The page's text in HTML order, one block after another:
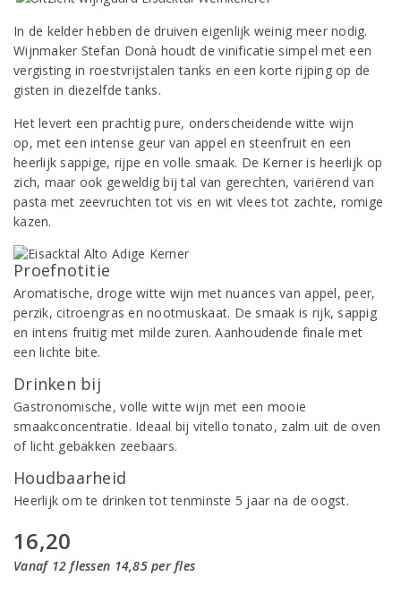
In de kelder hebben de druiven eigenlijk weinig meer nodig.
Wijnmaker Stefan Donà houdt de vinificatie simpel met een
vergisting in roestvrijstalen tanks en een korte rijping op de
gisten in diezelfde tanks.
Het levert een prachtig pure, onderscheidende witte wijn
op, met een intense geur van appel en steenfruit en een
heerlijk sappige, rijpe en volle smaak. De Kerner is heerlijk op
zich, maar ook geweldig bij tal van gerechten, variërend van
pasta met zeevruchten tot vis en wit vlees tot zachte, romige
kazen.
Proefnotitie
Aromatische, droge witte wijn met nuances van appel, peer,
perzik, citroengras en nootmuskaat. De smaak is rijk, sappig
en intens fruitig met milde zuren. Aanhoudende finale met
een lichte bite.
Drinken bij
Gastronomische, volle witte wijn met een mooie
smaakconcentratie. Ideaal bij vitello tonato, zalm uit de oven
of licht gebakken zeebaars.
Houdbaarheid
Heerlijk om te drinken tot tenminste 5 jaar na de oogst.
16,20
Vanaf 12 flessen 14,85 per fles